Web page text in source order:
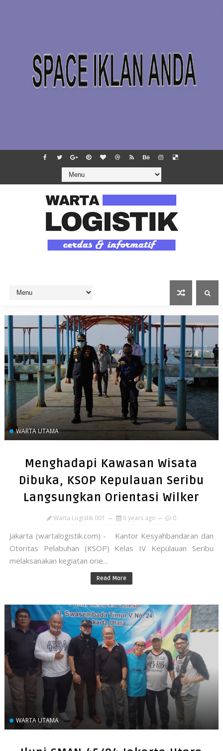
WARTA UTAMA
Menghadapi Kawasan Wisata
Dibuka, KSOP Kepulauan Seribu
Langsungkan Orientasi Wilker
Warta Logistik 001 6 years ago 0
Jakarta (wartalogistik.com) - Kantor Kesyahbandaran dan
Otoritas Pelabuhan (KSOP) Kelas IV Kepulauan Seribu
melaksanakan kegiatan orie...
Read More
WARTA UTAMA